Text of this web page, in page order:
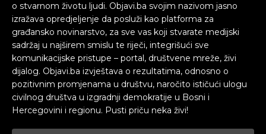
o stvarnom životu ljudi. Objavi.ba svojim nazivom jasno
izražava opredjeljenje da posluži kao platforma za
građansko novinarstvo, za sve vas koji stvarate medijski
sadržaj u najširem smislu te riječi, integrišući sve
komunikacijske pristupe – portal, društvene mreže, živi
dijalog. Objavi.ba izvještava o rezultatima, odnosno o
pozitivnim promjenama u društvu, naročito ističući ulogu
civilnog društva u izgradnji demokratije u Bosni i
Hercegovini i regionu. Pusti priču neka živi!